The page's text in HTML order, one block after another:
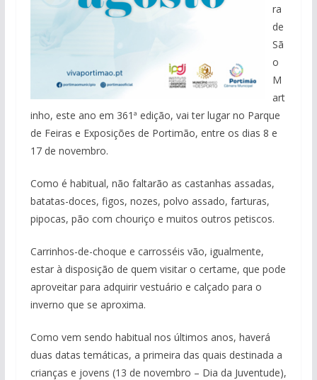
ra
de
Sã
o
M
art
inho, este ano em 361ª edição, vai ter lugar no Parque
de Feiras e Exposições de Portimão, entre os dias 8 e
17 de novembro.
Como é habitual, não faltarão as castanhas assadas,
batatas-doces, figos, nozes, polvo assado, farturas,
pipocas, pão com chouriço e muitos outros petiscos.
Carrinhos-de-choque e carrosséis vão, igualmente,
estar à disposição de quem visitar o certame, que pode
aproveitar para adquirir vestuário e calçado para o
inverno que se aproxima.
Como vem sendo habitual nos últimos anos, haverá
duas datas temáticas, a primeira das quais destinada a
crianças e jovens (13 de novembro – Dia da Juventude),